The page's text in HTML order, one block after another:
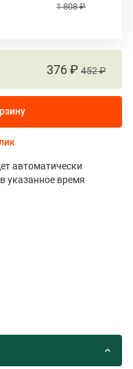
1 808 ₽
376 ₽ 452 ₽
автоматически
указанное время